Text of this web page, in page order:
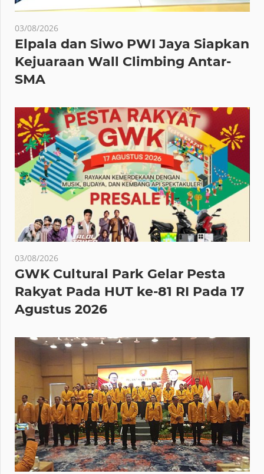
03/08/2026
Elpala dan Siwo PWI Jaya Siapkan
Kejuaraan Wall Climbing Antar-
SMA
03/08/2026
GWK Cultural Park Gelar Pesta
Rakyat Pada HUT ke-81 RI Pada 17
Agustus 2026